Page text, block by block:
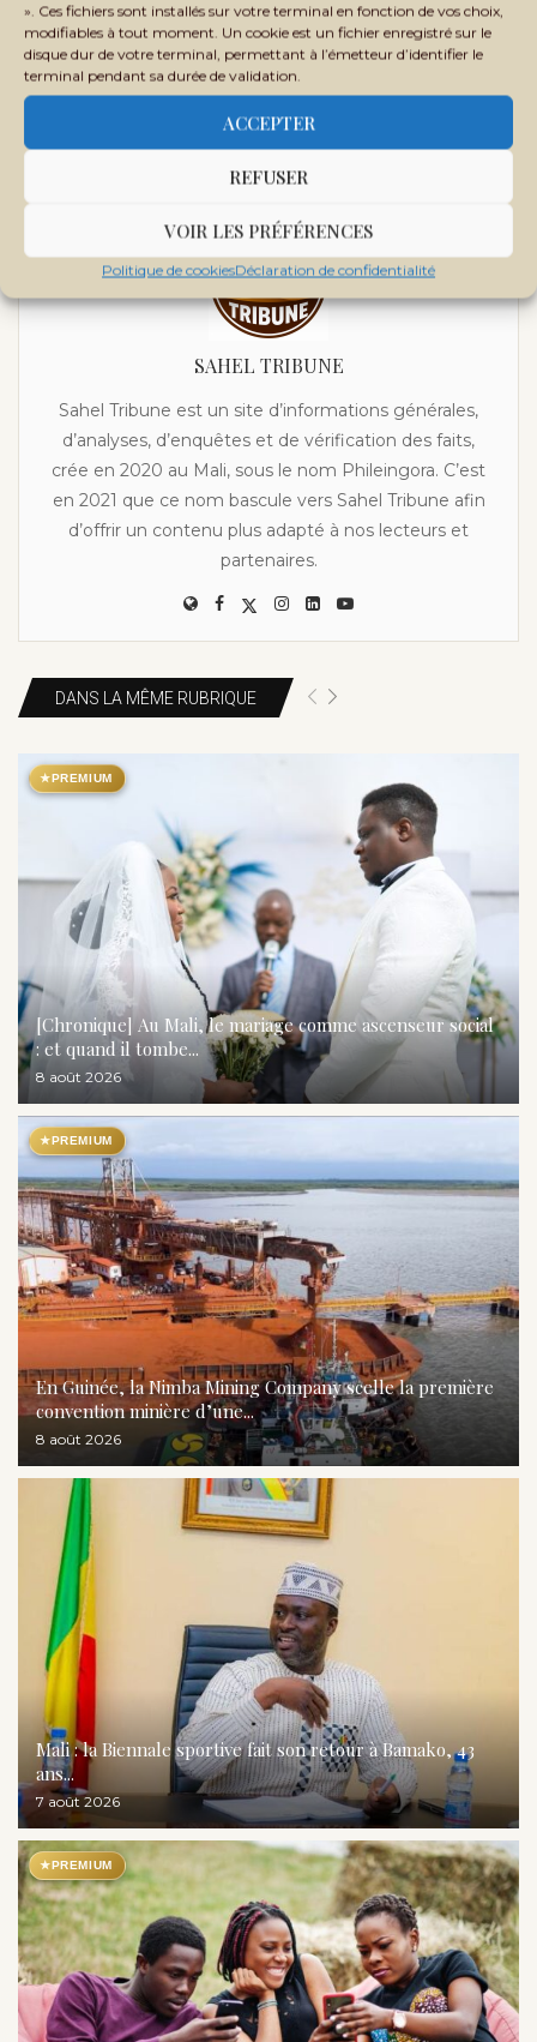
». Ces fichiers sont installés sur votre terminal en fonction de vos choix,
modifiables à tout moment. Un cookie est un fichier enregistré sur le
disque dur de votre terminal, permettant à l’émetteur d’identifier le
terminal pendant sa durée de validation.
ACCEPTER
REFUSER
VOIR LES PRÉFÉRENCES
Politique de cookiesDéclaration de confidentialité
previous post
Mali : le discours Macron ou l’art de renverser les responsabilités
next post
Dot et cérémonies : pourquoi le mariage coûte de plus
en plus cher au Mali
SAHEL TRIBUNE
Sahel Tribune est un site d’informations générales,
d’analyses, d’enquêtes et de vérification des faits,
crée en 2020 au Mali, sous le nom Phileingora. C’est
en 2021 que ce nom bascule vers Sahel Tribune afin
d’offrir un contenu plus adapté à nos lecteurs et
partenaires.
DANS LA MÊME RUBRIQUE
★PREMIUM
[Chronique] Au Mali, le mariage comme ascenseur social
: et quand il tombe...
8 août 2026
★PREMIUM
En Guinée, la Nimba Mining Company scelle la première
convention minière d’une...
8 août 2026
Mali : la Biennale sportive fait son retour à Bamako, 43
ans...
7 août 2026
★PREMIUM